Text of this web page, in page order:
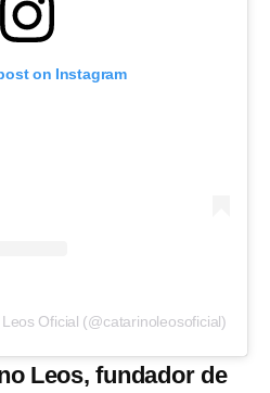
on Instagram
Oficial (@catarinoleosoficial)
Leos, fundador de